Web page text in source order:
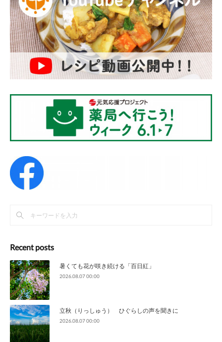
Recent posts
暑くても花が咲き続ける「百日紅」
2026.08.07 00:00
立秋（りっしゅう） ひぐらしの声を聞きに
2026.08.07 00:00